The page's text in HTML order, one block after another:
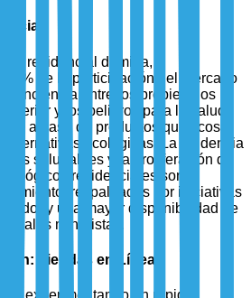
residencial domina,
de la participación del mercado
conciencia entre los propietarios
y los peligros para la salud
a base de productos químicos
alternativas ecológicas. La tendencia
saludables y la proliferación de
residenciales son
respaldados por iniciativas
y una mayor disponibilidad de
minoristas.
Tiendas en Línea